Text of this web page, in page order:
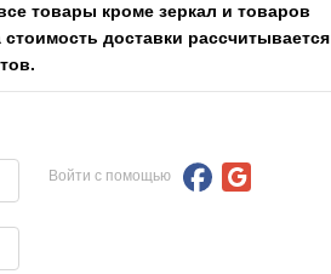
товары кроме зеркал и товаров
доставки рассчитывается
Войти с помощью